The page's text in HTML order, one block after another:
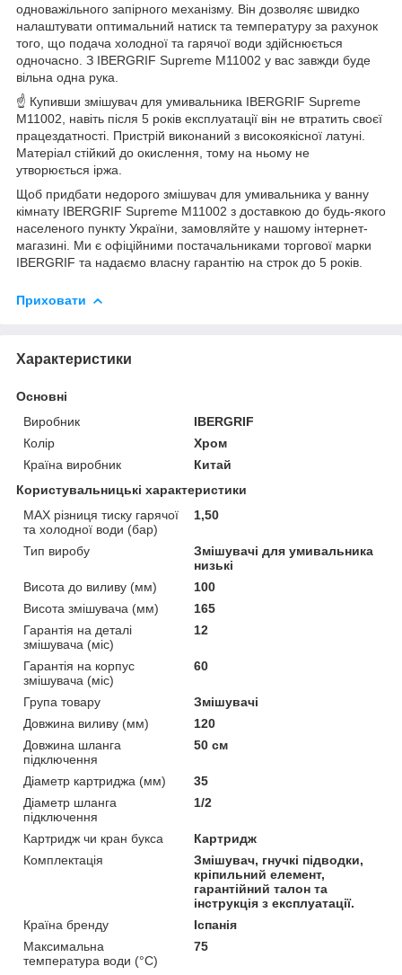
одноважільного запірного механізму. Він дозволяє швидко
налаштувати оптимальний натиск та температуру за рахунок
того, що подача холодної та гарячої води здійснюється
одночасно. З IBERGRIF Supreme M11002 у вас завжди буде
вільна одна рука.
☝ Купивши змішувач для умивальника IBERGRIF Supreme
M11002, навіть після 5 років експлуатації він не втратить своєї
працездатності. Пристрій виконаний з високоякісної латуні.
Матеріал стійкий до окислення, тому на ньому не
утворюється іржа.
Щоб придбати недорого змішувач для умивальника у ванну
кімнату IBERGRIF Supreme M11002 з доставкою до будь-якого
населеного пункту України, замовляйте у нашому інтернет-
магазині. Ми є офіційними постачальниками торгової марки
IBERGRIF та надаємо власну гарантію на строк до 5 років.
Приховати
Характеристики
Основні
Виробник
IBERGRIF
Колір
Хром
Країна виробник
Китай
Користувальницькі характеристики
MAX різниця тиску гарячої
та холодної води (бар)
1,50
Тип виробу
Змішувачі для умивальника
низькі
Висота до виливу (мм)
100
Висота змішувача (мм)
165
Гарантія на деталі
змішувача (міс)
12
Гарантія на корпус
змішувача (міс)
60
Група товару
Змішувачі
Довжина виливу (мм)
120
Довжина шланга
підключення
50 см
Діаметр картриджа (мм)
35
Діаметр шланга
підключення
1/2
Картридж чи кран букса
Картридж
Комплектація
Змішувач, гнучкі підводки,
кріпильний елемент,
гарантійний талон та
інструкція з експлуатації.
Країна бренду
Іспанія
Максимальна
температура води (°C)
75